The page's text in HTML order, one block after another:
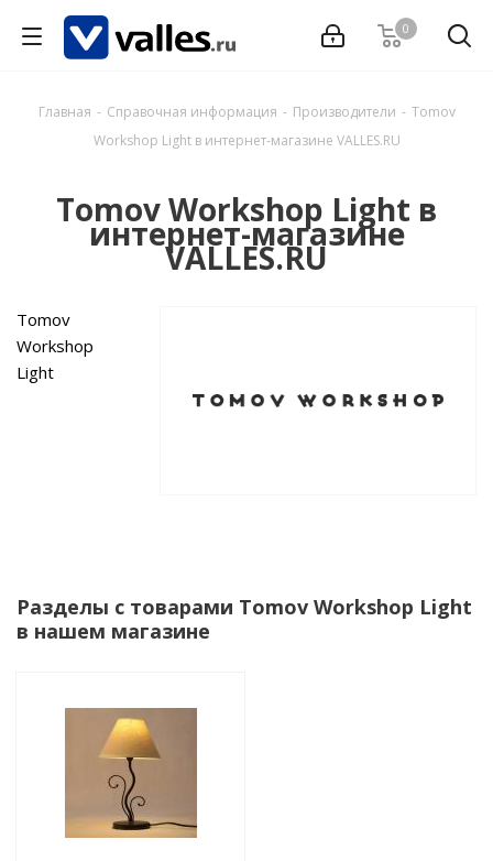
0
Главная - Справочная информация - Производители - Tomov
Workshop Light в интернет-магазине VALLES.RU
Tomov Workshop Light в
интернет-магазине
VALLES.RU
Tomov
Workshop
Light
Разделы с товарами Tomov Workshop Light
в нашем магазине